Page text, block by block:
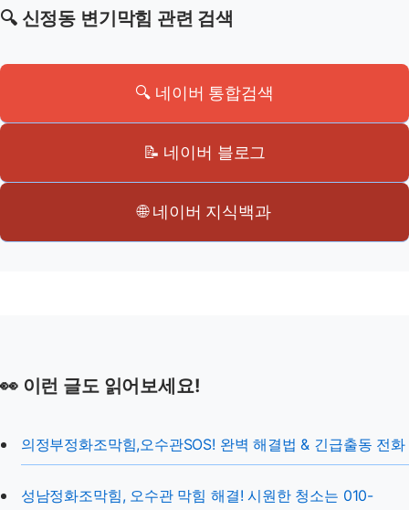
🔍 신정동 변기막힘 관련 검색
🔍 네이버 통합검색
📝 네이버 블로그
🌐 네이버 지식백과
👀 이런 글도 읽어보세요!
의정부정화조막힘,오수관SOS! 완벽 해결법 & 긴급출동 전화
성남정화조막힘, 오수관 막힘 해결! 시원한 청소는 010-